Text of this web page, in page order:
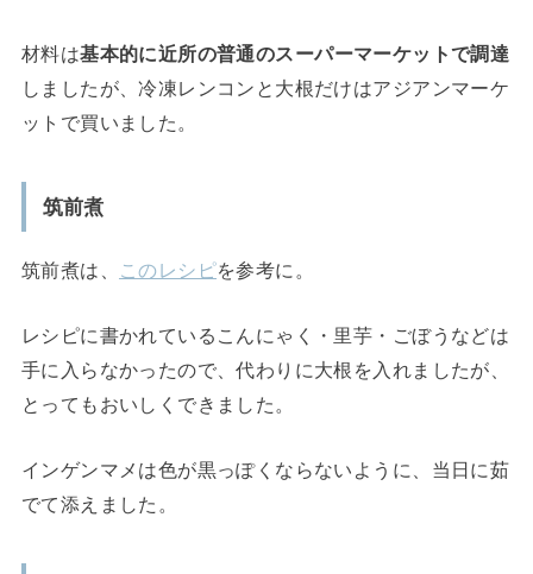
材料は基本的に近所の普通のスーパーマーケットで調達
しましたが、冷凍レンコンと大根だけはアジアンマーケ
ットで買いました。
筑前煮
筑前煮は、 このレシピを参考に。
レシピに書かれているこんにゃく・里芋・ごぼうなどは
手に入らなかったので、代わりに大根を入れましたが、
とってもおいしくできました。
インゲンマメは色が黒っぽくならないように、当日に茹
でて添えました。